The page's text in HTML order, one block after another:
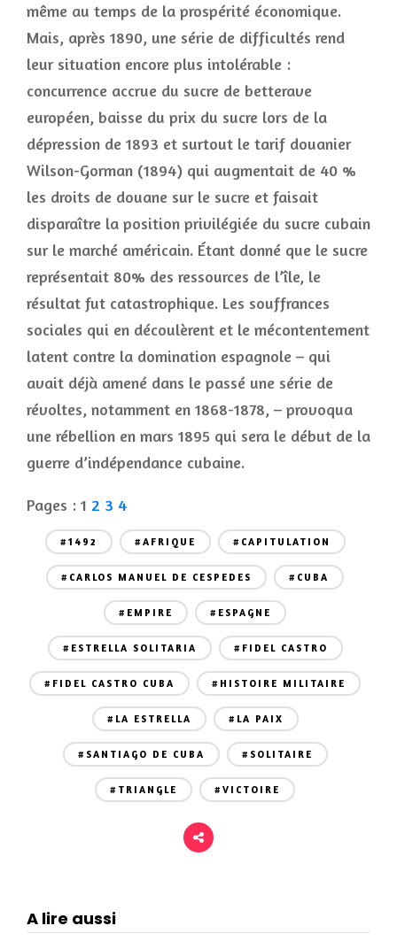
même au temps de la prospérité économique.
Mais, après 1890, une série de difficultés rend
leur situation encore plus intolérable :
concurrence accrue du sucre de betterave
européen, baisse du prix du sucre lors de la
dépression de 1893 et surtout le tarif douanier
Wilson-Gorman (1894) qui augmentait de 40 %
les droits de douane sur le sucre et faisait
disparaître la position privilégiée du sucre cubain
sur le marché américain. Étant donné que le sucre
représentait 80% des ressources de l’île, le
résultat fut catastrophique. Les souffrances
sociales qui en découlèrent et le mécontentement
latent contre la domination espagnole – qui
avait déjà amené dans le passé une série de
révoltes, notamment en 1868-1878, – provoqua
une rébellion en mars 1895 qui sera le début de la
guerre d’indépendance cubaine.
Pages : 1 2 3 4
#1492 #AFRIQUE #CAPITULATION
#CARLOS MANUEL DE CESPEDES #CUBA
#EMPIRE #ESPAGNE
#ESTRELLA SOLITARIA #FIDEL CASTRO
#FIDEL CASTRO CUBA #HISTOIRE MILITAIRE
#LA ESTRELLA #LA PAIX
#SANTIAGO DE CUBA #SOLITAIRE
#TRIANGLE #VICTOIRE
A lire aussi